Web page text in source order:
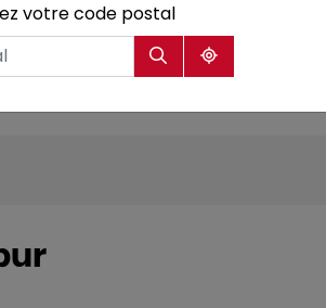
Hôtellerie Mobilier
votre code postal